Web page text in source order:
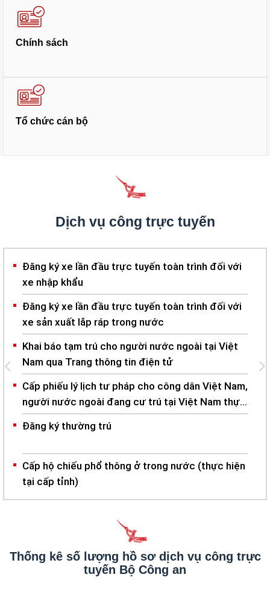
Chính sách
Tổ chức cán bộ
Dịch vụ công trực tuyến
Đăng ký xe lần đầu trực tuyến toàn trình đối với
xe nhập khẩu
Đăng ký xe lần đầu trực tuyến toàn trình đối với
xe sản xuất lắp ráp trong nước
Khai báo tạm trú cho người nước ngoài tại Việt
Nam qua Trang thông tin điện tử
Cấp phiếu lý lịch tư pháp cho công dân Việt Nam,
người nước ngoài đang cư trú tại Việt Nam thực
hiện tại Công an cấp tỉnh
Đăng ký thường trú
Cấp hộ chiếu phổ thông ở trong nước (thực hiện
tại cấp tỉnh)
Thống kê số lượng hồ sơ dịch vụ công trực
tuyến Bộ Công an